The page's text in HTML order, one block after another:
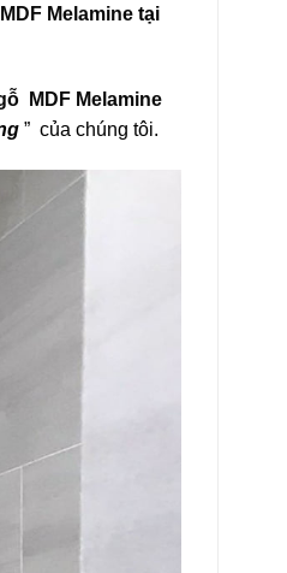
Melamine tại
MDF Melamine
” của chúng tôi.